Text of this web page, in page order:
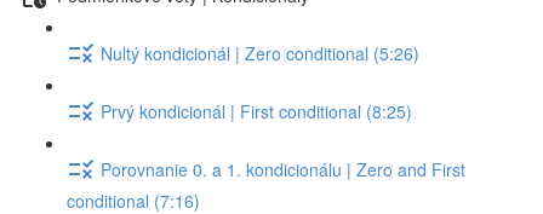
Nultý kondicionál | Zero conditional (5:26)
Prvý kondicionál | First conditional (8:25)
Porovnanie 0. a 1. kondicionálu | Zero and First
conditional (7:16)